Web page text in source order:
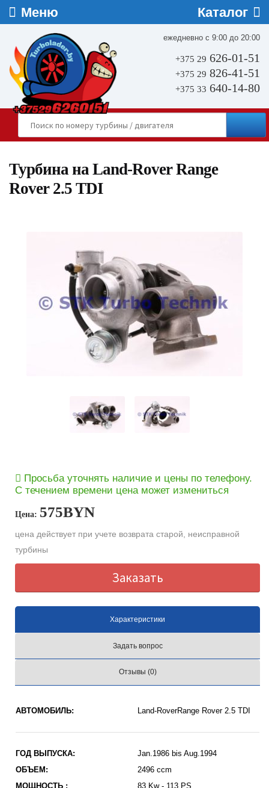
ежедневно с 9:00 до 20:00
+375 29 626-01-51
+375 29 826-41-51
+375 33 640-14-80
Турбина на Land-Rover Range
Rover 2.5 TDI
Просьба уточнять наличие и цены по телефону.
С течением времени цена может измениться
Цена: 575BYN
цена действует при учете возврата старой, неисправной
турбины
Заказать
Характеристики
Задать вопрос
Отзывы (0)
АВТОМОБИЛЬ: Land-RoverRange Rover 2.5 TDI
ГОД ВЫПУСКА:
Jan.1986 bis Aug.1994
ОБЪЕМ:
2496 ccm
МОЩНОСТЬ :
83 Kw - 113 PS